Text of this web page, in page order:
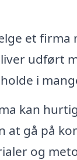
et firma
udført
i
kan
gå på
og